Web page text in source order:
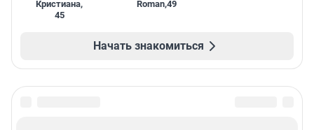
Кристиана,
45
Roman,49
Начать знакомиться